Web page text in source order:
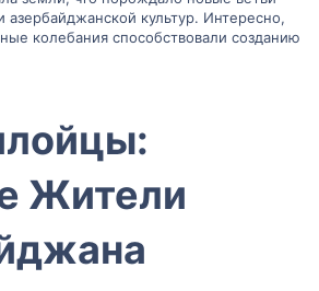
азербайджанской культур. Интересно,
колебания способствовали созданию
Жители